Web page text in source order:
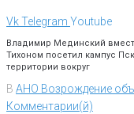
VkTelegram Youtube
Владимир Мединский
Тихоном посетил кампус
территории вокруг
В АНО Возрождение
Комментарии(й)